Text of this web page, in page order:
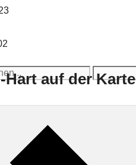
Hart auf der Karte